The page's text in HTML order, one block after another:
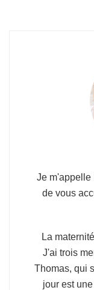
Je m'appelle
de vous
La
J'ai trois
Thomas, qui
jour est